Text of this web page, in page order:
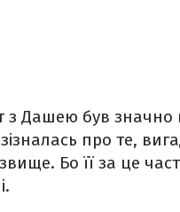
з Дашею був значно
про те,
Бо її за це